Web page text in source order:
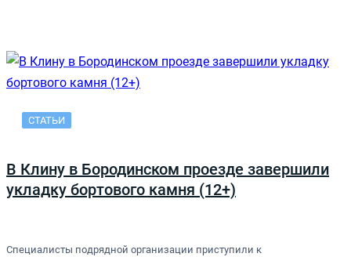
СТАТЬИ
В Клину в Бородинском проезде завершили
укладку бортового камня (12+)
Специалисты подрядной организации приступили к